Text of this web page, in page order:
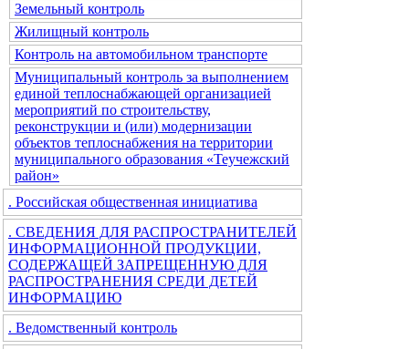
Земельный контроль
Жилищный контроль
Контроль на автомобильном транспорте
Муниципальный контроль за выполнением
единой теплоснабжающей организацией
мероприятий по строительству,
реконструкции и (или) модернизации
объектов теплоснабжения на территории
муниципального образования «Теучежский
район»
. Российская общественная инициатива
. СВЕДЕНИЯ ДЛЯ РАСПРОСТРАНИТЕЛЕЙ
ИНФОРМАЦИОННОЙ ПРОДУКЦИИ,
СОДЕРЖАЩЕЙ ЗАПРЕЩЕННУЮ ДЛЯ
РАСПРОСТРАНЕНИЯ СРЕДИ ДЕТЕЙ
ИНФОРМАЦИЮ
. Ведомственный контроль